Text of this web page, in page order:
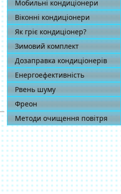
Мобильні кондиціонери
Віконні кондиціонери
Як гріє кондиціонер?
Зимовий комплект
Дозаправка кондиціонерів
Енергоефективність
Рвень шуму
Фреон
Методи очищення повітря